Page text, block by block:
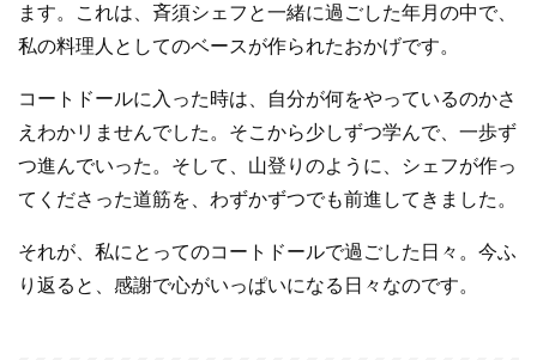
ます。これは、斉須シェフと一緒に過ごした年月の中で、
私の料理人としてのベースが作られたおかげです。
コートドールに入った時は、自分が何をやっているのかさ
えわかリませんでした。そこから少しずつ学んで、一歩ず
つ進んでいった。そして、山登りのように、シェフが作っ
てくださった道筋を、わずかずつでも前進してきました。
それが、私にとってのコートドールで過ごした日々。今ふ
り返ると、感謝で心がいっぱいになる日々なのです。